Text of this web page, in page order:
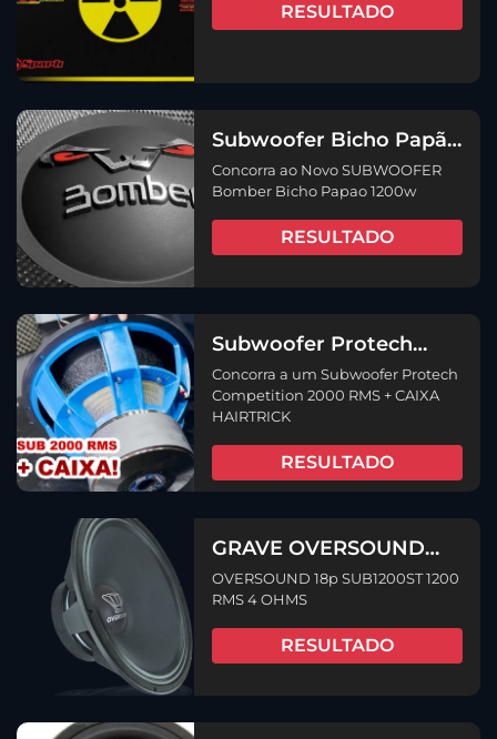
RESULTADO
Subwoofer Bicho Papão
2023 1200w 15 o
lançamento
Concorra ao Novo SUBWOOFER
Bomber Bicho Papao 1200w
RESULTADO
Subwoofer Protech
Competition 2000 RMS
+ CAIXA HAIRTRICK
Concorra a um Subwoofer Protech
Competition 2000 RMS + CAIXA
HAIRTRICK
RESULTADO
GRAVE OVERSOUND
18p SUB1200ST 1200
RMS 4 OHMS
OVERSOUND 18p SUB1200ST 1200
RMS 4 OHMS
RESULTADO